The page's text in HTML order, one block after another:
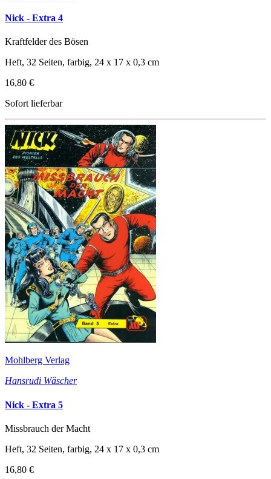
Nick - Extra 4
Kraftfelder des Bösen
Heft, 32 Seiten, farbig, 24 x 17 x 0,3 cm
16,80 €
Sofort lieferbar
Mohlberg Verlag
Hansrudi Wäscher
Nick - Extra 5
Missbrauch der Macht
Heft, 32 Seiten, farbig, 24 x 17 x 0,3 cm
16,80 €